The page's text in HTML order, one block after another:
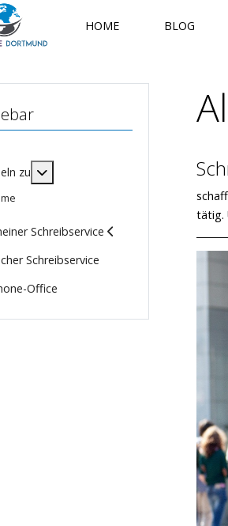
HOME BLOG
zu
Schreibservice
Schreibservice
Office
tätig.